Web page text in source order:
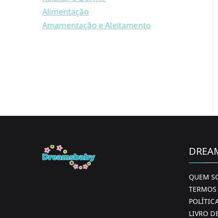
Alimentação
Amamentação e Aleitamento
QUEM
LIVRO